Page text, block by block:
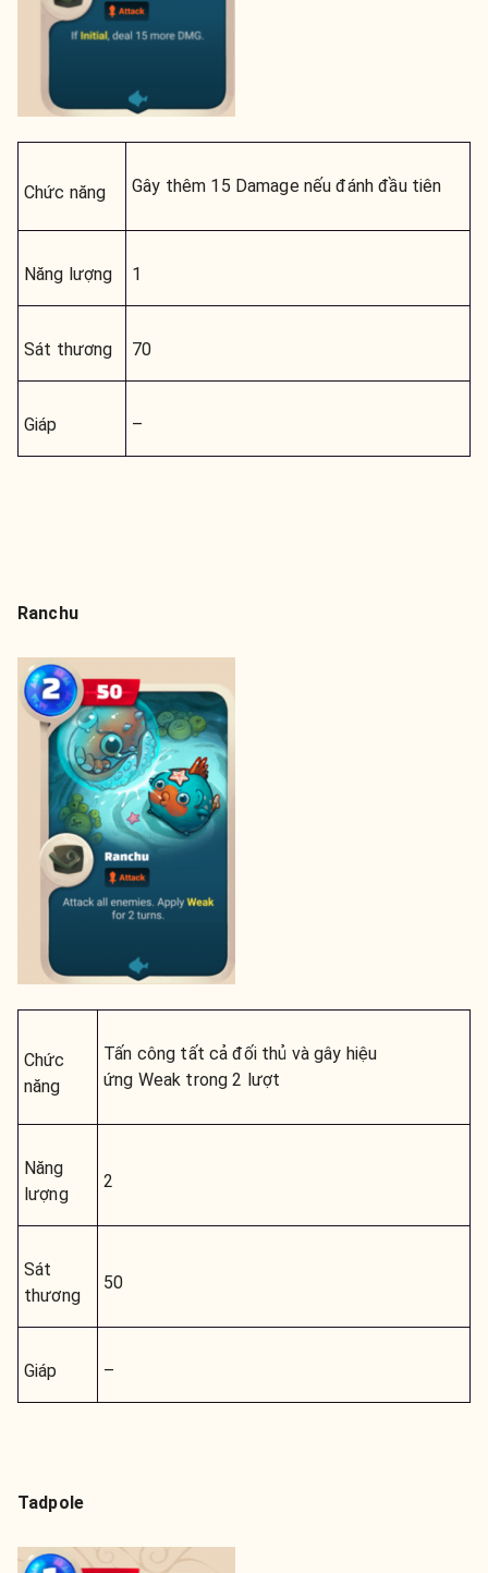
Chức năng Gây thêm 15 Damage nếu đánh đầu tiên
Năng lượng 1
Sát thương 70
Giáp –
Ranchu
Chức
năng
Tấn công tất cả đối thủ và gây hiệu
ứng Weak trong 2 lượt
Năng
lượng
2
Sát
thương
50
Giáp –
Tadpole